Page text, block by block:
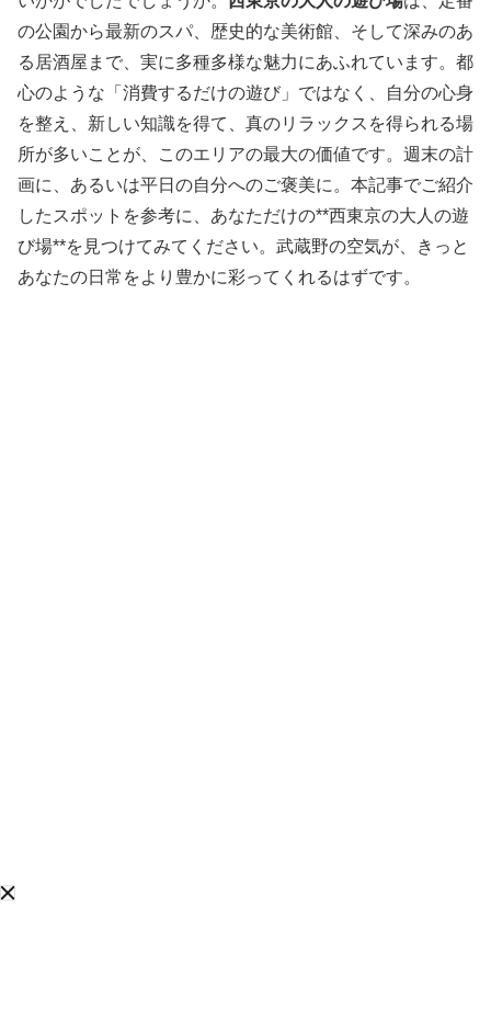
の公園から最新のスパ、歴史的な美術館、そして深みのあ
る居酒屋まで、実に多種多様な魅力にあふれています。都
心のような「消費するだけの遊び」ではなく、自分の心身
を整え、新しい知識を得て、真のリラックスを得られる場
所が多いことが、このエリアの最大の価値です。週末の計
画に、あるいは平日の自分へのご褒美に。本記事でご紹介
したスポットを参考に、あなただけの**西東京の大人の遊
び場**を見つけてみてください。武蔵野の空気が、きっと
あなたの日常をより豊かに彩ってくれるはずです。